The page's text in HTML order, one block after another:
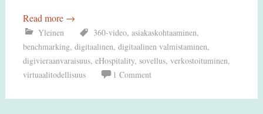
Read more →
Yleinen 360-video, asiakaskohtaaminen,
benchmarking, digitaalinen, digitaalinen valmistaminen,
digivieraanvaraisuus, eHospitality, sovellus, verkostoituminen,
virtuaalitodellisuus
1 Comment